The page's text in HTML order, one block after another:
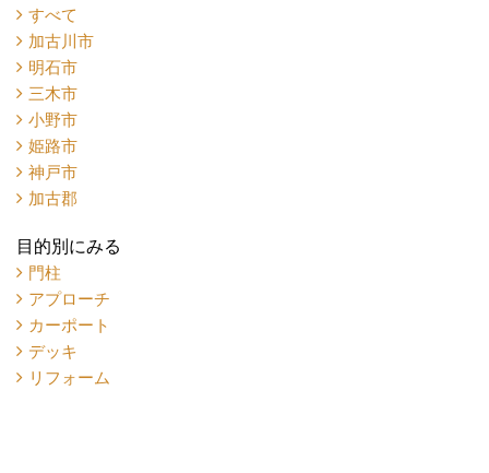
すべて
加古川市
明石市
三木市
小野市
姫路市
神戸市
加古郡
目的別にみる
門柱
アプローチ
カーポート
デッキ
リフォーム